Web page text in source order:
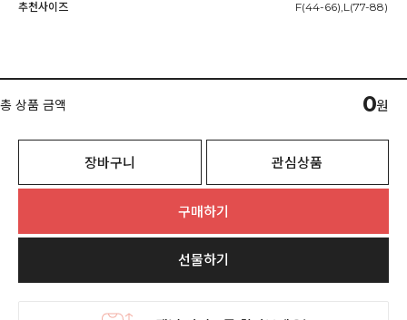
추천사이즈
F(44-66),L(77-88)
총 상품 금액 0원
장바구니 관심상품
구매하기
선물하기